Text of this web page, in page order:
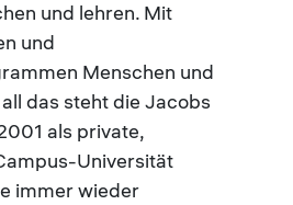
und lehren. Mit
und
Menschen und
das steht die Jacobs
als private,
Universität
immer wieder